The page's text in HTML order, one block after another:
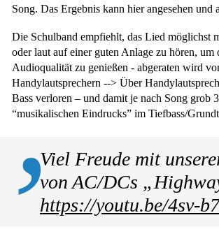
Song. Das Ergebnis kann hier angesehen und
Die Schulband empfiehlt, das Lied möglichst
oder laut auf einer guten Anlage zu hören, um
Audioqualität zu genießen - abgeraten wird
Handylautsprechern --> Über
Bass verloren – und damit je nach Song grob
“musikalischen Eindrucks” im Tiefbass/
Viel Freude mit
von AC/DCs
https://youtu.be/4sv-